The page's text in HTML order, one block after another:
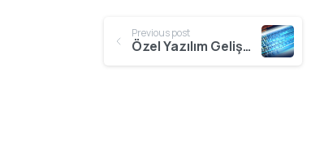
Continue
Previous post
Özel Yazılım Geliştirme Avantajları